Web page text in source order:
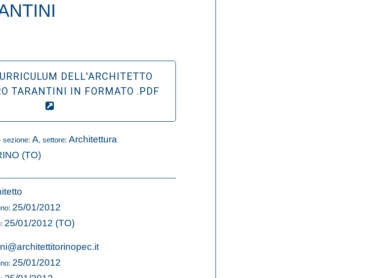
DELL'ARCHITETTO
TARANTINI IN FORMATO .PDF
sezione: A, settore: Architettura
(TO)
25/01/2012
25/01/2012 (TO)
25/01/2012